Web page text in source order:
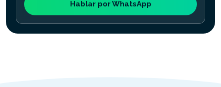
Hablar por WhatsApp